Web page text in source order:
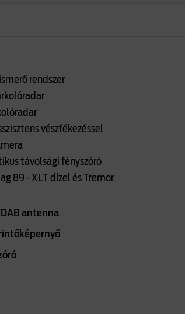
rendszer
vészfékezéssel
távolsági fényszóró
89 - XLT dízel és Tremor
antenna